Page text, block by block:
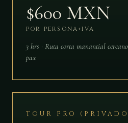
$600 MXN
POR PERSONA+IVA
3 hrs · Ruta corta manantial
pax
TOUR PRO